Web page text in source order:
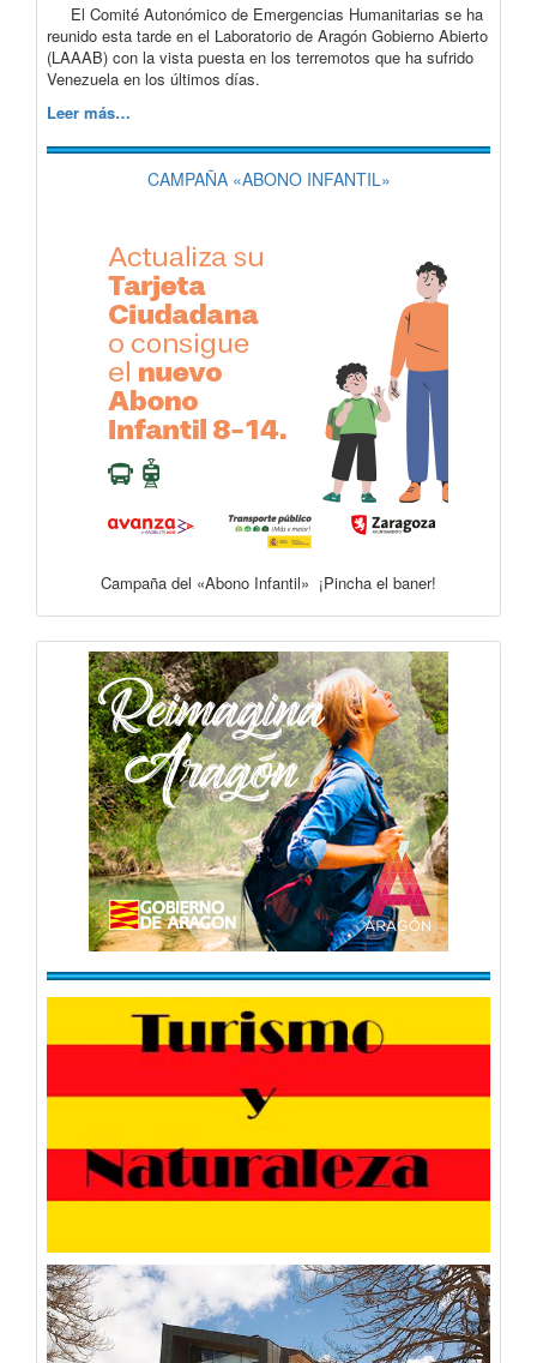
El Comité Autonómico de Emergencias Humanitarias se ha
reunido esta tarde en el Laboratorio de Aragón Gobierno Abierto
(LAAAB) con la vista puesta en los terremotos que ha sufrido
Venezuela en los últimos días.
Leer más…
CAMPAÑA «ABONO INFANTIL»
Campaña del «Abono Infantil» ¡Pincha el baner!